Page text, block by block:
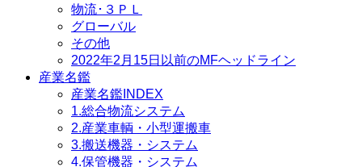
物流･３ＰＬ
グローバル
その他
2022年2月15日以前のMFヘッドライン
産業名鑑
産業名鑑INDEX
1.総合物流システム
2.産業車輌・小型運搬車
3.搬送機器・システム
4.保管機器・システム